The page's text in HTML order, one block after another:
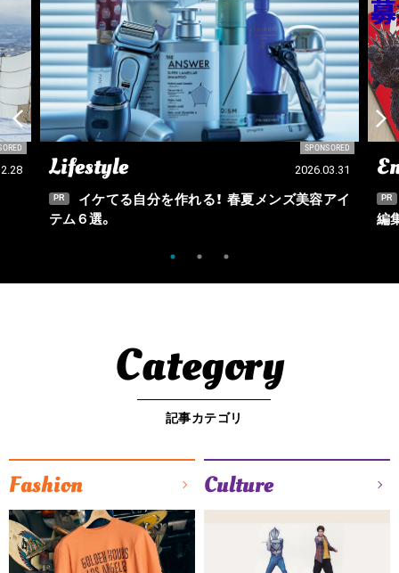
SPONSORED
Lifestyle 2026.03.31
PR
イケてる自分を作れる！ 春夏メンズ美容アイ
テム６選。
PR
編
Category
記事カテゴリ
Fashion Culture